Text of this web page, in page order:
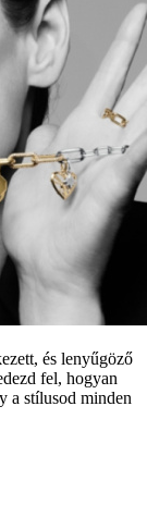
és lenyűgöző
fel, hogyan
a stílusod minden